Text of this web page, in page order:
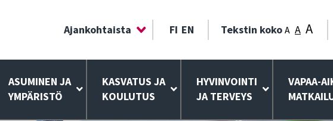
Ajankohtaista FI EN Tekstin kokoA A A
ASUMINEN JA
YMPÄRISTÖ
KASVATUS JA
KOULUTUS
HYVINVOINTI
JA TERVEYS
VAPAA-